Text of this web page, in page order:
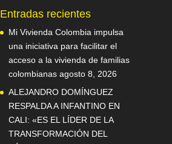
Entradas recientes
Mi Vivienda Colombia impulsa
una iniciativa para facilitar el
acceso a la vivienda de familias
colombianas agosto 8, 2026
ALEJANDRO DOMÍNGUEZ
RESPALDA A INFANTINO EN
CALI: «ES EL LÍDER DE LA
TRANSFORMACIÓN DEL